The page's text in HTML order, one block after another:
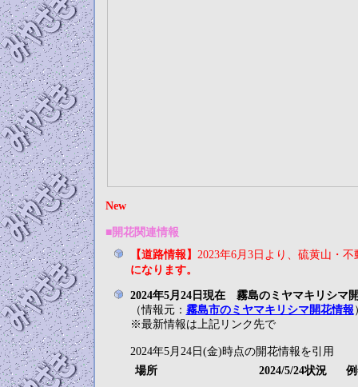
New
■開花関連情報
【道路情報】 2023年6月3日より、硫黄山・
になります。
2024年5月24日現在 霧島のミヤマキリシマ
（情報元： 霧島市のミヤマキリシマ開花情報
※最新情報は上記リンク先で
2024年5月24日(金)時点の開花情報を引用
場所
2024/5/24状況